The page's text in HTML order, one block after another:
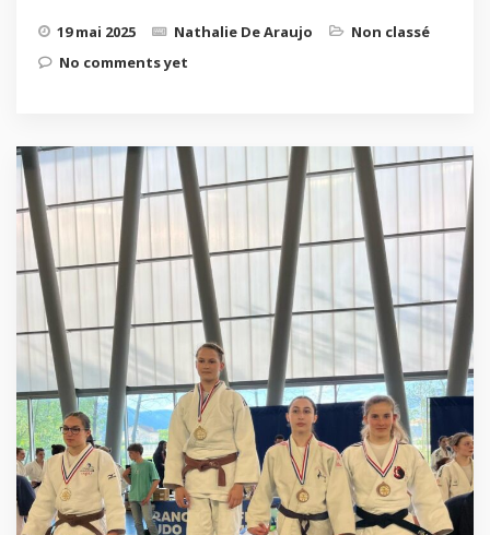
19 mai 2025 Nathalie De Araujo
Non classé
No comments yet